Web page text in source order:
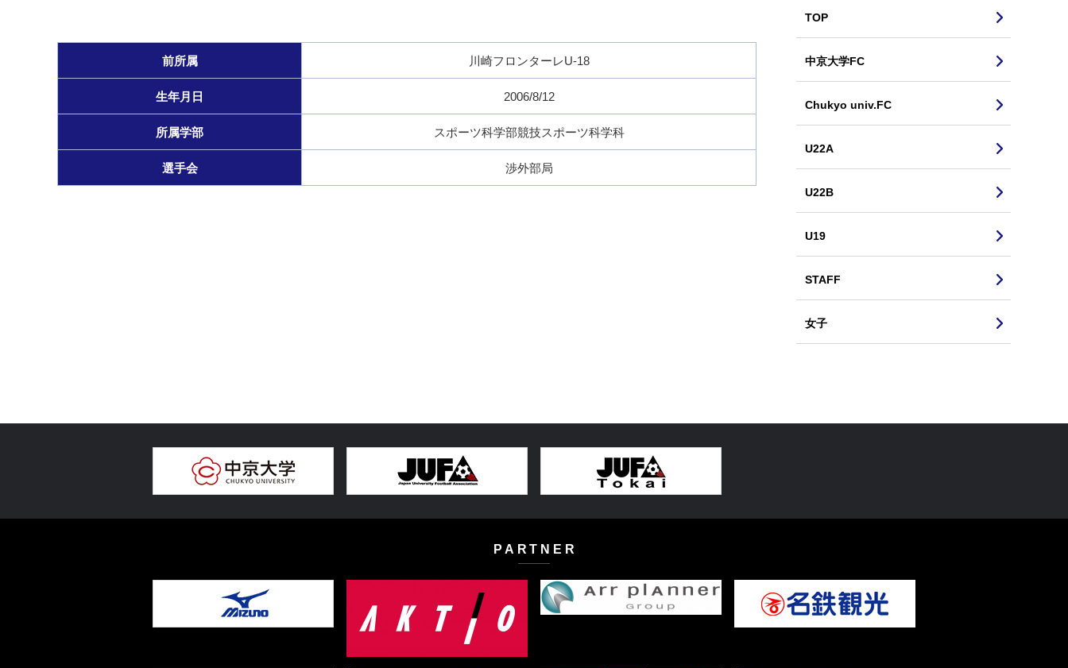
前所属 川崎フロンターレU-18
生年月日 2006/8/12
所属学部 スポーツ科学部競技スポーツ科学科
選手会 渉外部局
TOP
中京大学FC
Chukyo univ.FC
U22A
U22B
U19
STAFF
女子
PARTNER